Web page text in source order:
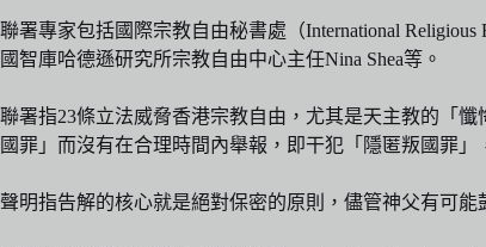
聯署專家包括國際宗教自由秘書處（International Religious
國智庫哈德遜研究所宗教自由中心主任Nina Shea等。
聯署指23條立法威脅香港宗教自由，尤其是天主教的「懺
國罪」而沒有在合理時間內舉報，即干犯「隱匿叛國罪」
聲明指告解的核心就是絕對保密的原則，儘管神父有可